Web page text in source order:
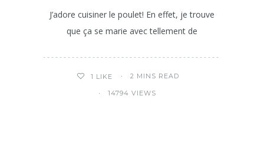
J’adore cuisiner le poulet! En effet, je trouve
que ça se marie avec tellement de
1 LIKE 2 MINS READ
14794 VIEWS